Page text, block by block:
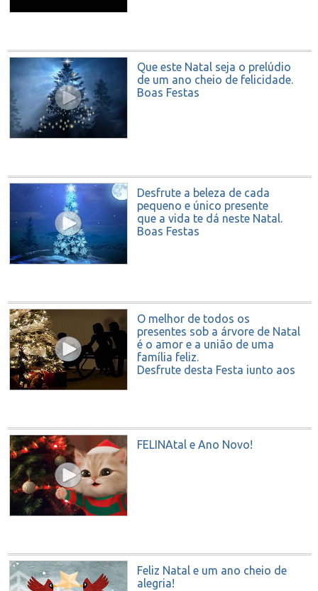
Que este Natal seja o prelúdio
de um ano cheio de felicidade.
Boas Festas
Desfrute a beleza de cada
pequeno e único presente
que a vida te dá neste Natal.
Boas Festas
O melhor de todos os
presentes sob a árvore de Natal
é o amor e a união de uma
família feliz.
Desfrute desta Festa junto aos
FELINAtal e Ano Novo!
Feliz Natal e um ano cheio de
alegria!